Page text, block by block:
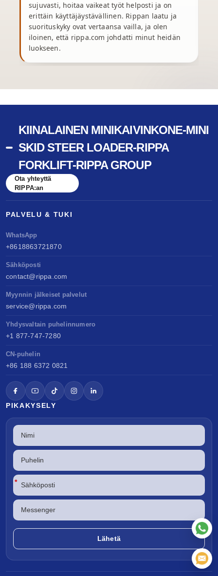
sujuvasti, hoitaa vaikeat työt helposti ja on
erittäin käyttäjäystävällinen. Rippan laatu ja
suorituskyky ovat vertaansa vailla, ja olen
iloinen, että rippa.com johdatti minut heidän
luokseen.
KIINALAINEN MINIKAIVINKONE-MINI
SKID STEER LOADER-RIPPA
FORKLIFT-RIPPA GROUP
Ota yhteyttä
RIPPA:an
PALVELU & TUKI
WhatsApp
+8618863721870
Sähköposti
contact@rippa.com
Myynnin jälkeiset palvelut
service@rippa.com
Yhdysvaltain puhelinnumero
+1 877-747-7280
CN-puhelin
+86 188 6372 0821
PIKAKYSELY
*